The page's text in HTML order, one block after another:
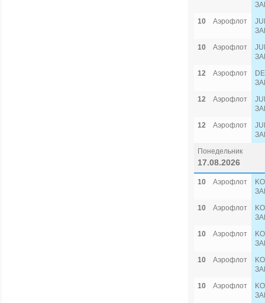
10
Аэрофлот
10
Аэрофлот
12
Аэрофлот
12
Аэрофлот
12
Аэрофлот
Понедельник
17.08.2026
10 Аэрофлот
10
Аэрофлот
10
Аэрофлот
10
Аэрофлот
10
Аэрофлот